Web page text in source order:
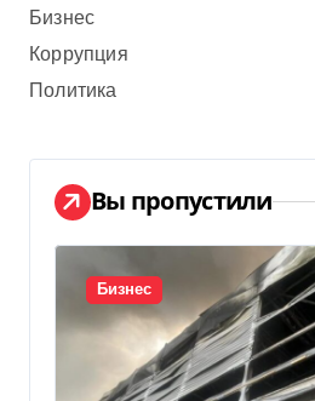
Бизнес
Коррупция
Политика
Вы пропустили
Бизнес